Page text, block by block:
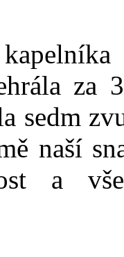
za
sedm
naší
a